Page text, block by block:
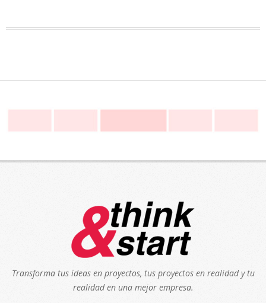
Transforma tus ideas en proyectos, tus proyectos en realidad y tu
realidad en una mejor empresa.